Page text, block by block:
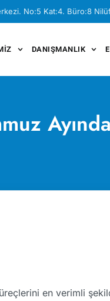
No:5 Kat:4. Büro:8
DANIŞMANLIK
Ayında
en verimli